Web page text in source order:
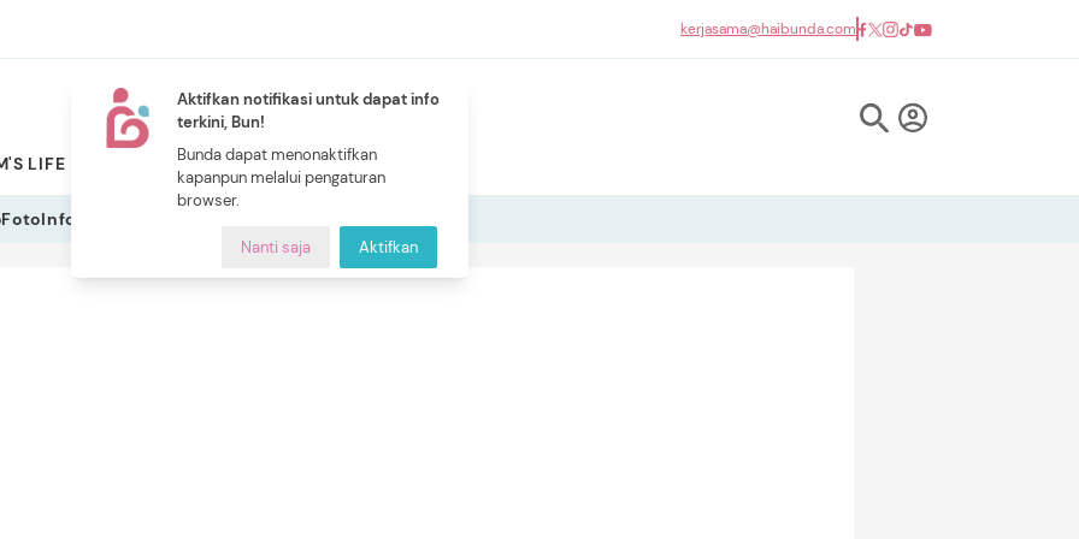
Aktifkan notifikasi untuk dapat info
terkini, Bun!
Bunda dapat menonaktifkan
kapanpun melalui pengaturan
browser.
Nanti saja Aktifkan
kerjasama@haibunda.com
LIFE PILIHAN BUNDA
NEW
CERITA BUNDA
FotoInfografis